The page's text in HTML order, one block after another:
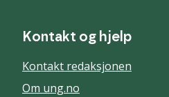
Kontakt og hjelp
Kontakt redaksjonen
Om ung.no